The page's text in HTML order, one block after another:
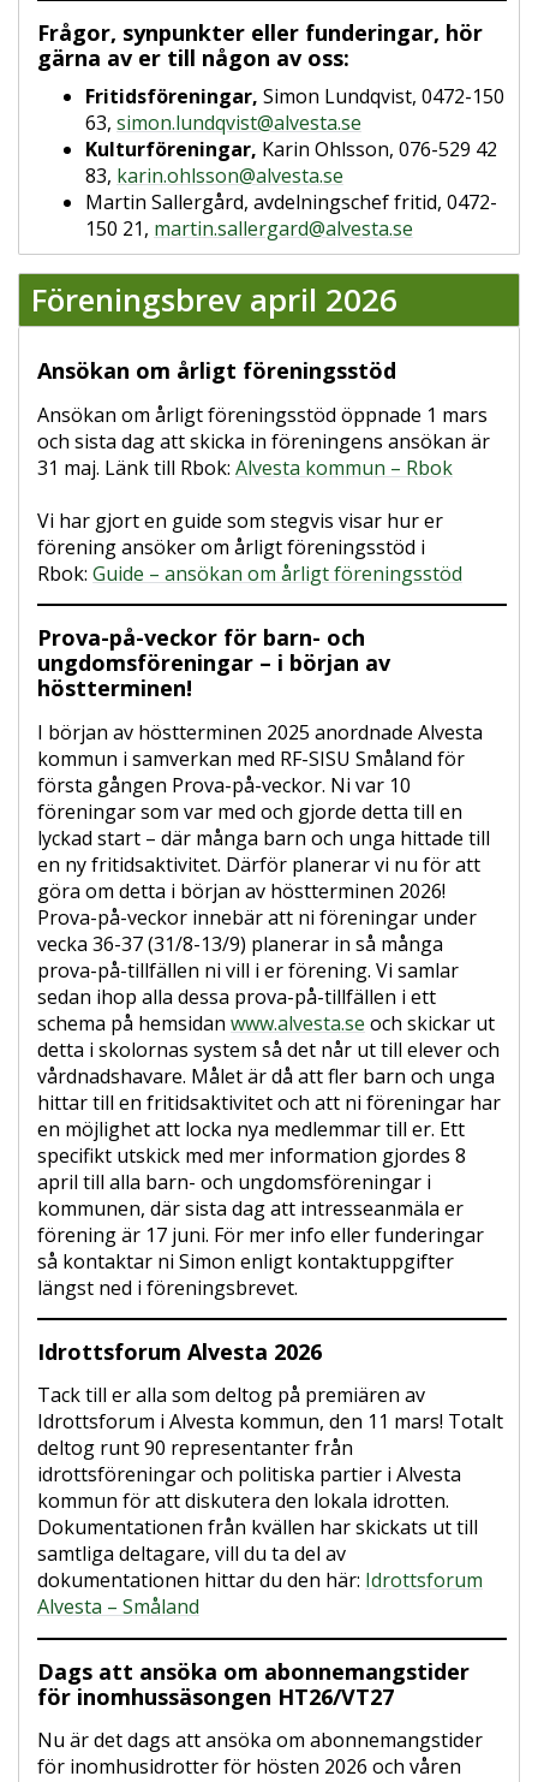
Frågor, synpunkter eller funderingar, hör
gärna av er till någon av oss:
Fritidsföreningar, Simon Lundqvist, 0472-150
63, simon.lundqvist@alvesta.se
Kulturföreningar, Karin Ohlsson, 076-529 42
83, karin.ohlsson@alvesta.se
Martin Sallergård, avdelningschef fritid, 0472-
150 21, martin.sallergard@alvesta.se
Föreningsbrev april 2026
Ansökan om årligt föreningsstöd
Ansökan om årligt föreningsstöd öppnade 1 mars
och sista dag att skicka in föreningens ansökan är
31 maj. Länk till Rbok: Alvesta kommun – Rbok
Vi har gjort en guide som stegvis visar hur er
förening ansöker om årligt föreningsstöd i
Rbok: Guide – ansökan om årligt föreningsstöd
Prova-på-veckor för barn- och
ungdomsföreningar – i början av
höstterminen!
I början av höstterminen 2025 anordnade Alvesta
kommun i samverkan med RF-SISU Småland för
första gången Prova-på-veckor. Ni var 10
föreningar som var med och gjorde detta till en
lyckad start – där många barn och unga hittade till
en ny fritidsaktivitet. Därför planerar vi nu för att
göra om detta i början av höstterminen 2026!
Prova-på-veckor innebär att ni föreningar under
vecka 36-37 (31/8-13/9) planerar in så många
prova-på-tillfällen ni vill i er förening. Vi samlar
sedan ihop alla dessa prova-på-tillfällen i ett
schema på hemsidan www.alvesta.se och skickar ut
detta i skolornas system så det når ut till elever och
vårdnadshavare. Målet är då att fler barn och unga
hittar till en fritidsaktivitet och att ni föreningar har
en möjlighet att locka nya medlemmar till er. Ett
specifikt utskick med mer information gjordes 8
april till alla barn- och ungdomsföreningar i
kommunen, där sista dag att intresseanmäla er
förening är 17 juni. För mer info eller funderingar
så kontaktar ni Simon enligt kontaktuppgifter
längst ned i föreningsbrevet.
Idrottsforum Alvesta 2026
Tack till er alla som deltog på premiären av
Idrottsforum i Alvesta kommun, den 11 mars! Totalt
deltog runt 90 representanter från
idrottsföreningar och politiska partier i Alvesta
kommun för att diskutera den lokala idrotten.
Dokumentationen från kvällen har skickats ut till
samtliga deltagare, vill du ta del av
dokumentationen hittar du den här: Idrottsforum
Alvesta – Småland
Dags att ansöka om abonnemangstider
för inomhussäsongen HT26/VT27
Nu är det dags att ansöka om abonnemangstider
för inomhusidrotter för hösten 2026 och våren